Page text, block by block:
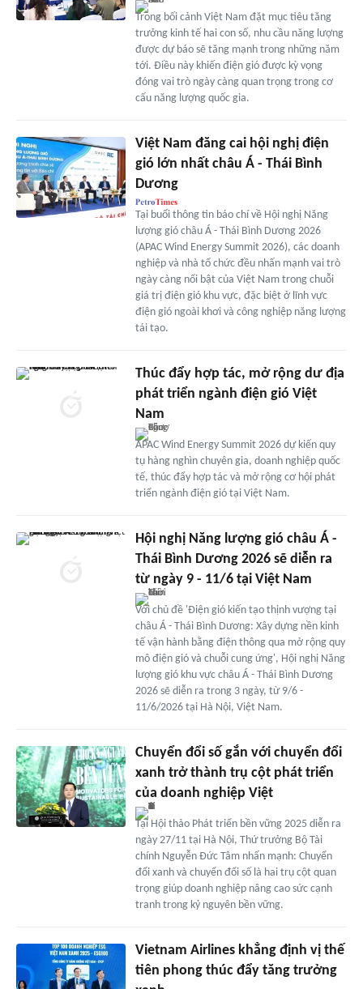
Trong bối cảnh Việt Nam đặt mục tiêu tăng
trưởng kinh tế hai con số, nhu cầu năng lượng
được dự báo sẽ tăng mạnh trong những năm
tới. Điều này khiến điện gió được kỳ vọng
đóng vai trò ngày càng quan trọng trong cơ
cấu năng lượng quốc gia.
Việt Nam đăng cai hội nghị điện
gió lớn nhất châu Á - Thái Bình
Dương
Tại buổi thông tin báo chí về Hội nghị Năng
lượng gió châu Á - Thái Bình Dương 2026
(APAC Wind Energy Summit 2026), các doanh
nghiệp và nhà tổ chức đều nhấn mạnh vai trò
ngày càng nổi bật của Việt Nam trong chuỗi
giá trị điện gió khu vực, đặc biệt ở lĩnh vực
điện gió ngoài khơi và công nghiệp năng lượng
tái tạo.
Thúc đẩy hợp tác, mở rộng dư địa
phát triển ngành điện gió Việt
Nam
APAC Wind Energy Summit 2026 dự kiến quy
tụ hàng nghìn chuyên gia, doanh nghiệp quốc
tế, thúc đẩy hợp tác và mở rộng cơ hội phát
triển ngành điện gió tại Việt Nam.
Hội nghị Năng lượng gió châu Á -
Thái Bình Dương 2026 sẽ diễn ra
từ ngày 9 - 11/6 tại Việt Nam
Với chủ đề 'Điện gió kiến tạo thịnh vượng tại
châu Á - Thái Bình Dương: Xây dựng nền kinh
tế vận hành bằng điện thông qua mở rộng quy
mô điện gió và chuỗi cung ứng', Hội nghị Năng
lượng gió khu vực châu Á - Thái Bình Dương
2026 sẽ diễn ra trong 3 ngày, từ 9/6 -
11/6/2026 tại Hà Nội, Việt Nam.
Chuyển đổi số gắn với chuyển đổi
xanh trở thành trụ cột phát triển
của doanh nghiệp Việt
Tại Hội thảo Phát triển bền vững 2025 diễn ra
ngày 27/11 tại Hà Nội, Thứ trưởng Bộ Tài
chính Nguyễn Đức Tâm nhấn mạnh: Chuyển
đổi xanh và chuyển đổi số là hai trụ cột quan
trọng giúp doanh nghiệp nâng cao sức cạnh
tranh trong kỷ nguyên bền vững.
Vietnam Airlines khẳng định vị thế
tiên phong thúc đẩy tăng trưởng